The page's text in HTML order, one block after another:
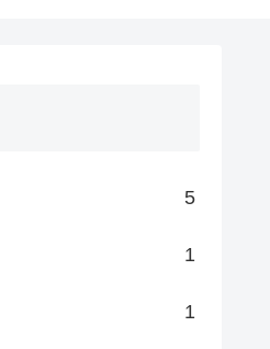
5
1
1